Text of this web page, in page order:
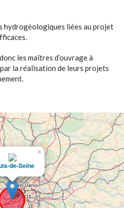
hydrogéologiques liées au projet
les maîtres d’ouvrage à
la réalisation de leurs projets
de-Seine
×